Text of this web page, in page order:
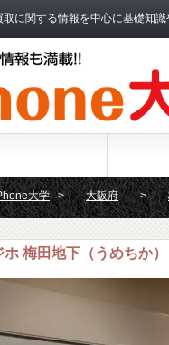
に関する情報を中心に基礎知
大学 > 大阪府 >
梅田地下（うめちか）